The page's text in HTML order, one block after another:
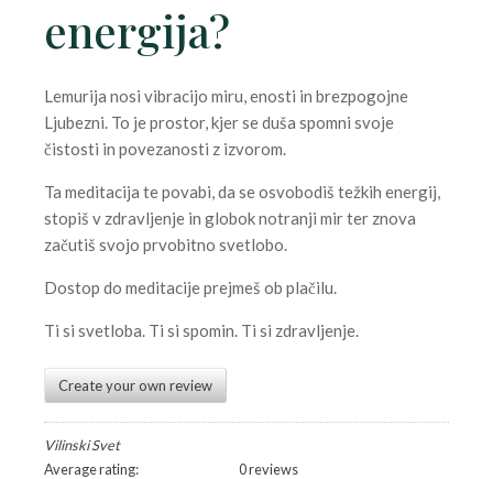
energija?
Lemurija nosi vibracijo miru,enosti in brezpogojne
Ljubezni. To je prostor, kjer se duša spomni svoje
čistosti in povezanosti z izvorom.
Ta meditacija te povabi, da se osvobodiš težkih energij,
stopiš v zdravljenje in globok notranji mir ter znova
začutiš svojo prvobitno svetlobo.
Dostop do meditacije prejmeš ob plačilu.
Ti si svetloba. Ti si spomin. Ti si zdravljenje.
Create your own review
Vilinski Svet
Average rating:
0 reviews